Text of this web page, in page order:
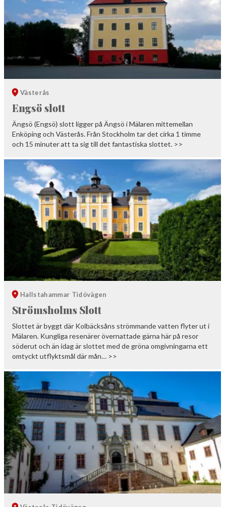
NORBERG
SALA
SKINNSKATTEBERG
SURAHAMMAR
VÄSTERÅS
Västerås
Engsö slott
Ängsö (Engsö) slott ligger på Ängsö i Mälaren mittemellan
Enköping och Västerås. Från Stockholm tar det cirka 1 timme
och 15 minuter att ta sig till det fantastiska slottet. >>
Hallstahammar Tidövägen
Strömsholms Slott
Slottet är byggt där Kolbäcksåns strömmande vatten flyter ut i
Mälaren. Kungliga resenärer övernattade gärna här på resor
söderut och än idag är slottet med de gröna omgivningarna ett
omtyckt utflyktsmål där mån… >>